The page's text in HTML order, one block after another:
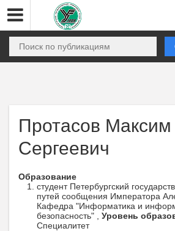
Протасов Максим
Сергеевич
Образование
студент Петербургский
путей сообщения Императора
Кафедра "Информатика и
безопасность" , Уровень
Специалитет